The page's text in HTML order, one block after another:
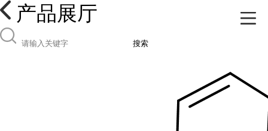
产品展厅
搜索